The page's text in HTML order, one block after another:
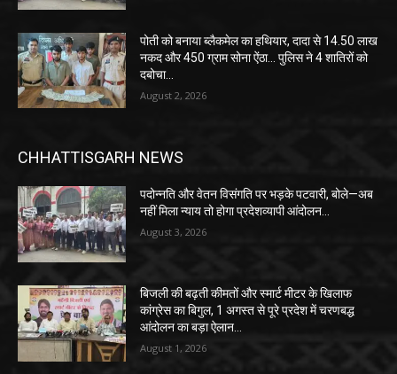
पोती को बनाया ब्लैकमेल का हथियार, दादा से 14.50 लाख
नकद और 450 ग्राम सोना ऐंठा… पुलिस ने 4 शातिरों को
दबोचा…
August 2, 2026
CHHATTISGARH NEWS
पदोन्नति और वेतन विसंगति पर भड़के पटवारी, बोले—अब
नहीं मिला न्याय तो होगा प्रदेशव्यापी आंदोलन…
August 3, 2026
बिजली की बढ़ती कीमतों और स्मार्ट मीटर के खिलाफ
कांग्रेस का बिगुल, 1 अगस्त से पूरे प्रदेश में चरणबद्ध
आंदोलन का बड़ा ऐलान…
August 1, 2026